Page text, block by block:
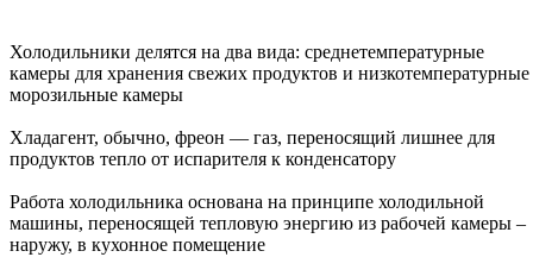
Холодильники делятся на два вида: среднетемпературные
камеры для хранения свежих продуктов и низкотемпературные
морозильные камеры
Хладагент, обычно, фреон — газ, переносящий лишнее для
продуктов тепло от испарителя к конденсатору
Работа холодильника основана на принципе холодильной
машины, переносящей тепловую энергию из рабочей камеры –
наружу, в кухонное помещение